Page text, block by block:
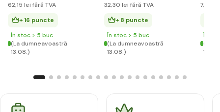
62,15 lei fără TVA
+ 16 puncte
În stoc > 5 buc
(La dumneavoastră
13.08.)
32,30 lei fără TVA
+ 8 puncte
În stoc > 5 buc
(La dumneavoastră
13.08.)
7,42 lei
În
(La